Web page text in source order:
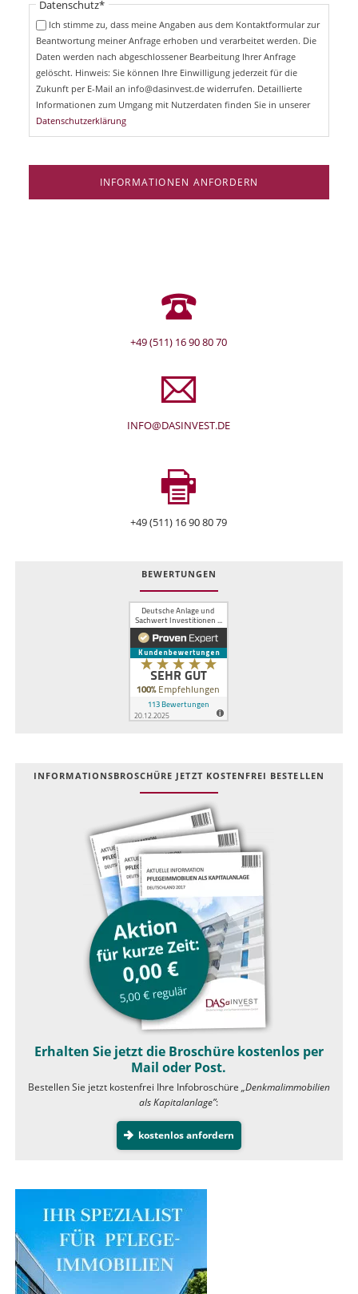
f
Pflichtfeld
Datenschutz*
Ich stimme zu, dass meine Angaben aus dem Kontaktformular zur
Beantwortung meiner Anfrage erhoben und verarbeitet werden. Die
Daten werden nach abgeschlossener Bearbeitung Ihrer Anfrage
gelöscht. Hinweis: Sie können Ihre Einwilligung jederzeit für die
Zukunft per E-Mail an info@dasinvest.de widerrufen. Detaillierte
Informationen zum Umgang mit Nutzerdaten finden Sie in unserer
Datenschutzerklärung
INFORMATIONEN ANFORDERN
+49 (511) 16 90 80 70
INFO@DASINVEST.DE
+49 (511) 16 90 80 79
BEWERTUNGEN
INFOR­MATIONS­BROSCHÜRE JETZT KOSTEN­FREI BESTELLEN
Erhalten Sie jetzt die Broschüre kostenlos per
Mail oder Post.
Bestellen Sie jetzt kostenfrei Ihre Infobroschüre „Denkmalimmobilien
als Kapitalanlage”:
kostenlos anfordern